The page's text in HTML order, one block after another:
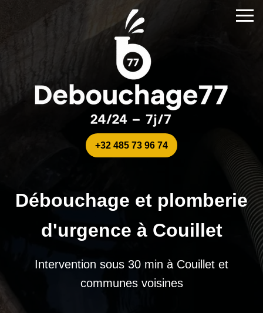
+32 485 73 96 74
Débouchage et plomberie
d'urgence à Couillet
Intervention sous 30 min à Couillet et
communes voisines